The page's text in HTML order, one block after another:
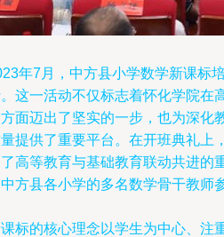
年7月，中方县小学数学新课标
这一活动不仅标志着怀化学院在
面迈出了坚实的一步，也为深化
提供了重要平台。在开班典礼上
高等教育与基础教育联动共进的
方县各小学的多名数学骨干教师
标的核心理念以学生为中心、注